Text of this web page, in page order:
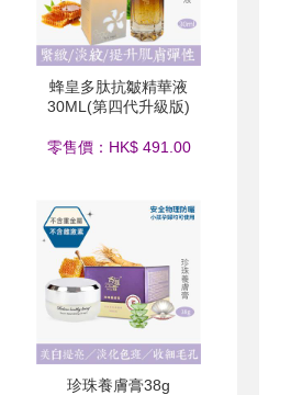
蜂皇多肽抗皺精華液
30ML(第四代升級版)
零售價：HK$ 491.00
珍珠養膚膏38g